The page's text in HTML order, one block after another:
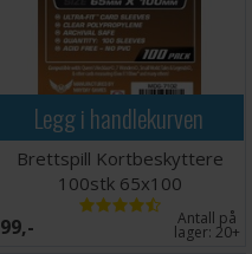
Legg i handlekurven
Brettspill Kortbeskyttere
100stk 65x100
99,- Antall på
lager: 20+